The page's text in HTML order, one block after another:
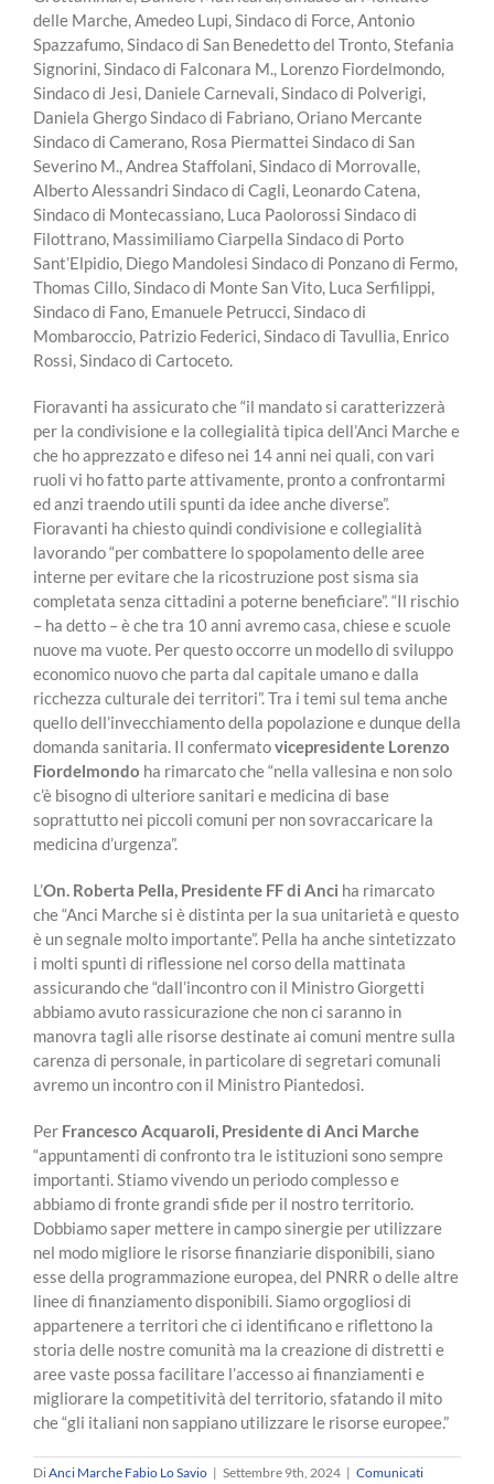
delle Marche, Amedeo Lupi, Sindaco di Force, Antonio
Spazzafumo, Sindaco di San Benedetto del Tronto, Stefania
Signorini, Sindaco di Falconara M., Lorenzo Fiordelmondo,
Sindaco di Jesi, Daniele Carnevali, Sindaco di Polverigi,
Daniela Ghergo Sindaco di Fabriano, Oriano Mercante
Sindaco di Camerano, Rosa Piermattei Sindaco di San
Severino M., Andrea Staffolani, Sindaco di Morrovalle,
Alberto Alessandri Sindaco di Cagli, Leonardo Catena,
Sindaco di Montecassiano, Luca Paolorossi Sindaco di
Filottrano, Massimiliamo Ciarpella Sindaco di Porto
Sant’Elpidio, Diego Mandolesi Sindaco di Ponzano di Fermo,
Thomas Cillo, Sindaco di Monte San Vito, Luca Serfilippi,
Sindaco di Fano, Emanuele Petrucci, Sindaco di
Mombaroccio, Patrizio Federici, Sindaco di Tavullia, Enrico
Rossi, Sindaco di Cartoceto.
Fioravanti ha assicurato che “il mandato si caratterizzerà
per la condivisione e la collegialità tipica dell’Anci Marche e
che ho apprezzato e difeso nei 14 anni nei quali, con vari
ruoli vi ho fatto parte attivamente, pronto a confrontarmi
ed anzi traendo utili spunti da idee anche diverse”.
Fioravanti ha chiesto quindi condivisione e collegialità
lavorando “per combattere lo spopolamento delle aree
interne per evitare che la ricostruzione post sisma sia
completata senza cittadini a poterne beneficiare”. “Il rischio
– ha detto – è che tra 10 anni avremo casa, chiese e scuole
nuove ma vuote. Per questo occorre un modello di sviluppo
economico nuovo che parta dal capitale umano e dalla
ricchezza culturale dei territori”. Tra i temi sul tema anche
quello dell’invecchiamento della popolazione e dunque della
domanda sanitaria. Il confermatovicepresidente Lorenzo
Fiordelmondo ha rimarcato che “nella vallesina e non solo
c’è bisogno di ulteriore sanitari e medicina di base
soprattutto nei piccoli comuni per non sovraccaricare la
medicina d’urgenza”.
L’On. Roberta Pella, Presidente FF di Anci ha rimarcato
che “Anci Marche si è distinta per la sua unitarietà e questo
è un segnale molto importante”. Pella ha anche sintetizzato
i molti spunti di riflessione nel corso della mattinata
assicurando che “dall’incontro con il Ministro Giorgetti
abbiamo avuto rassicurazione che non ci saranno in
manovra tagli alle risorse destinate ai comuni mentre sulla
carenza di personale, in particolare di segretari comunali
avremo un incontro con il Ministro Piantedosi.
Per Francesco Acquaroli, Presidente di Anci Marche
“appuntamenti di confronto tra le istituzioni sono sempre
importanti. Stiamo vivendo un periodo complesso e
abbiamo di fronte grandi sfide per il nostro territorio.
Dobbiamo saper mettere in campo sinergie per utilizzare
nel modo migliore le risorse finanziarie disponibili, siano
esse della programmazione europea, del PNRR o delle altre
linee di finanziamento disponibili. Siamo orgogliosi di
appartenere a territori che ci identificano e riflettono la
storia delle nostre comunità ma la creazione di distretti e
aree vaste possa facilitare l’accesso ai finanziamenti e
migliorare la competitività del territorio, sfatando il mito
che “gli italiani non sappiano utilizzare le risorse europee.”
DiAnci Marche Fabio Lo Savio | Settembre 9th, 2024 | Comunicati